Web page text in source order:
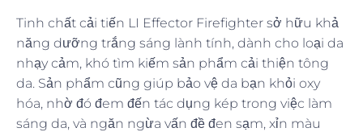
Tinh chất cải tiến LI Effector Firefighter sở hữu khả
năng dưỡng trắng sáng lành tính, dành cho loại da
nhạy cảm, khó tìm kiếm sản phẩm cải thiện tông
da. Sản phẩm cũng giúp bảo vệ da bạn khỏi oxy
hóa, nhờ đó đem đến tác dụng kép trong việc làm
sáng da, và ngăn ngừa vấn đề đen sạm, xỉn màu